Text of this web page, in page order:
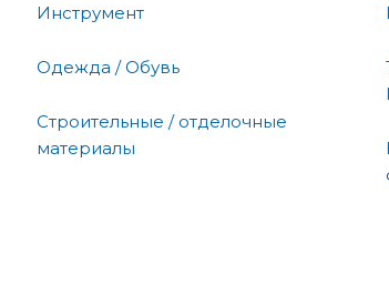
Инструмент
Одежда / Обувь
Строительные / отделочные
материалы